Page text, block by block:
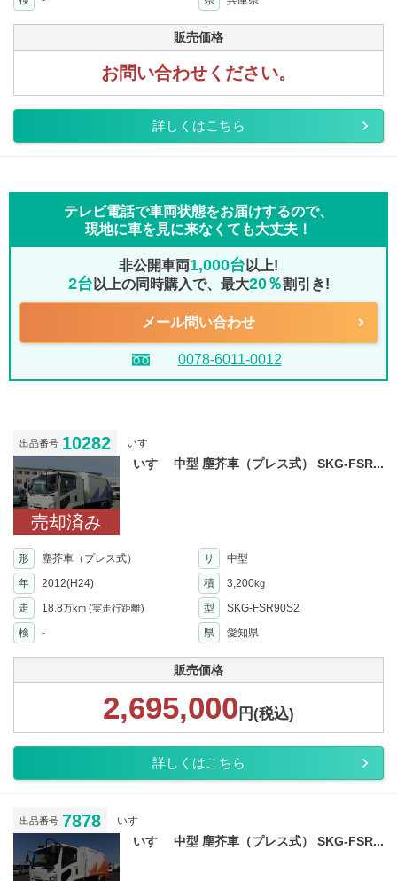
販売価格
お問い合わせください。
詳しくはこちら
テレビ電話で車両状態をお届けするので、
現地に車を見に来なくても大丈夫！
非公開車両1,000台 以上!
2台 以上の同時購入で、最大20％割引き!
メール問い合わせ
0078-6011-0012
出品番号 10282 いすゞ
売却済み
いすゞ 中型 塵芥車（プレス式） SKG-FSR...
形 塵芥車（プレス式） サ
中型
年
2012(H24) 積 3,200kg
走 18.8万km (実走行距離) 型
SKG-FSR90S2
検
- 県 愛知県
販売価格
2,695,000 円(税込)
詳しくはこちら
出品番号 7878 いすゞ
いすゞ 中型 塵芥車（プレス式） SKG-FSR...